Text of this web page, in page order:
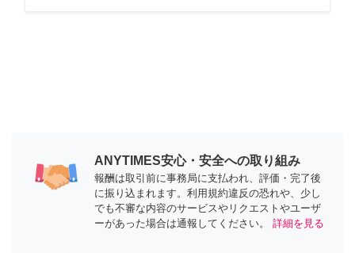
ANYTIMES安心・安全への取り組み
報酬は取引前に事務局に支払われ、評価・完了後
に振り込まれます。利用規約違反の恐れや、少し
でも不審な内容のサービスやリクエストやユーザ
ーがあった場合は通報してください。
詳細を見る